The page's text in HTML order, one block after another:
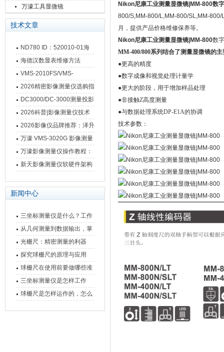
万濠工具显微镜
技术文章
ND780 ID：520010-01海
德汉数显表故障维修内容
海德汉数显表维修方法
VMS-2010FS/VMS-
3020FS/VMS-4030FS手动
影像测量仪技术参数
2026精密影像测量仪选购指
南 靠谱品牌一站式选型推荐
DC3000/DC-3000测量投影
仪万濠数据处理器数显表故
障维修方法
2026科普|影像测量仪技术
原理、分类及选型应用
2026影像仪品牌推荐：泽升
影像测量仪选型指南
万濠 VMS-3020G 影像测量
仪技术规格与应用解析
万濠影像测量仪操作教程：
从开机到出报告，新手也能
新天影像测量仪软硬件架构
新闻中心
三坐标测量仪是什么？工作
原理、分类与核心功能一次
讲清
从几何测量到数据输出，掌
握万濠影像测量仪的六大核
心能力
光栅尺：精密测量的利器
探究球栅尺的原理与应用
球栅尺在使用前要做哪些准
备工作？
三坐标测量仪是怎样工作
的，功能有什么优势？
球栅尺是怎样运作的，怎么
Nikon尼康工业测量显微镜|MM-800数
800/S,MM-800/L,MM-800/SL,MM-
月，提供产品价格维修保养等。
Nikon尼康工业测量显微镜|MM-800数
MM-400/800系列结合了测量显微镜的
●更高的精度
●数字成像和视觉处理计量学
●更大的阶段，用于增加样品处理
●非接触Z高度测量
●与数据处理系统DP-E1A的协调
技术参数：